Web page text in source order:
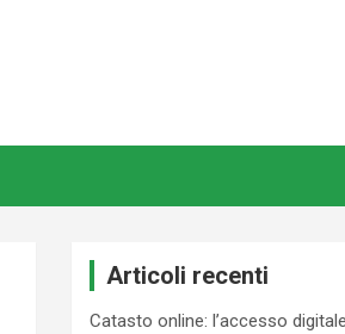
Articoli recenti
Catasto online: l’accesso